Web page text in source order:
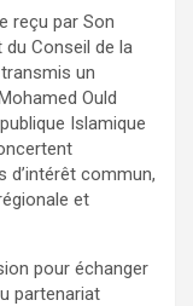
reçu par Son
du Conseil de la
un
Ould
Islamique
d’intérêt commun,
et
pour échanger
partenariat